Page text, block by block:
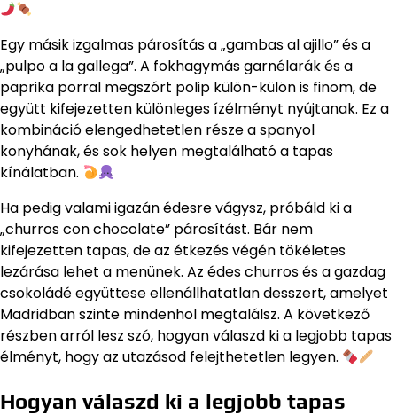
Egy másik izgalmas párosítás a „gambas al ajillo” és a
„pulpo a la gallega”. A fokhagymás garnélarák és a
paprika porral megszórt polip külön-külön is finom, de
együtt kifejezetten különleges ízélményt nyújtanak. Ez a
kombináció elengedhetetlen része a spanyol
konyhának, és sok helyen megtalálható a tapas
kínálatban.
Ha pedig valami igazán édesre vágysz, próbáld ki a
„churros con chocolate” párosítást. Bár nem
kifejezetten tapas, de az étkezés végén tökéletes
lezárása lehet a menünek. Az édes churros és a gazdag
csokoládé együttese ellenállhatatlan desszert, amelyet
Madridban szinte mindenhol megtalálsz. A következő
részben arról lesz szó, hogyan válaszd ki a legjobb tapas
élményt, hogy az utazásod felejthetetlen legyen.
Hogyan válaszd ki a legjobb tapas